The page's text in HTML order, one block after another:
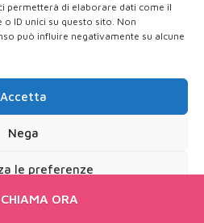
permetterà di elaborare dati come il
ID unici su questo sito. Non
può influire negativamente su alcune
Accetta
Nega
le preferenze
Privacy Policy
CHIAMA ORA